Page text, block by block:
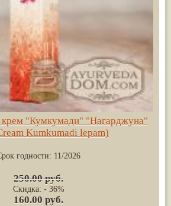
"Кумкумади" "Нагарджуна"
Kumkumadi lepam)
годности: 11/2026
250.00 руб.
Скидка: - 36%
160.00 руб.